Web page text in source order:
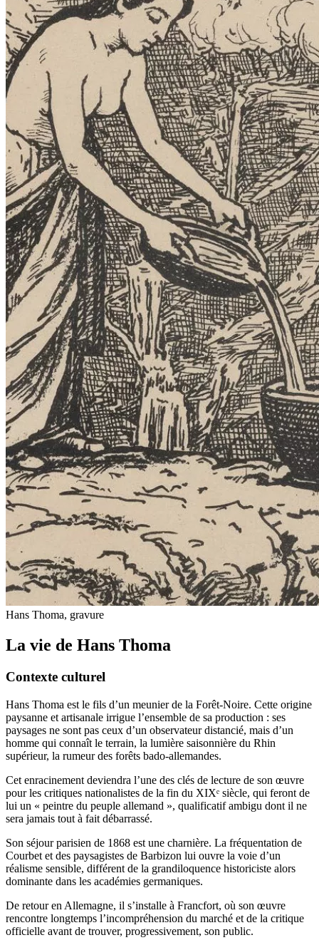
Hans Thoma, gravure
La vie de Hans Thoma
Contexte culturel
Hans Thoma est le fils d’un meunier de la Forêt-Noire. Cette origine
paysanne et artisanale irrigue l’ensemble de sa production : ses
paysages ne sont pas ceux d’un observateur distancié, mais d’un
homme qui connaît le terrain, la lumière saisonnière du Rhin
supérieur, la rumeur des forêts bado-allemandes.
Cet enracinement deviendra l’une des clés de lecture de son œuvre
pour les critiques nationalistes de la fin du XIXᵉ siècle, qui feront de
lui un « peintre du peuple allemand », qualificatif ambigu dont il ne
sera jamais tout à fait débarrassé.
Son séjour parisien de 1868 est une charnière. La fréquentation de
Courbet et des paysagistes de Barbizon lui ouvre la voie d’un
réalisme sensible, différent de la grandiloquence historiciste alors
dominante dans les académies germaniques.
De retour en Allemagne, il s’installe à Francfort, où son œuvre
rencontre longtemps l’incompréhension du marché et de la critique
officielle avant de trouver, progressivement, son public.